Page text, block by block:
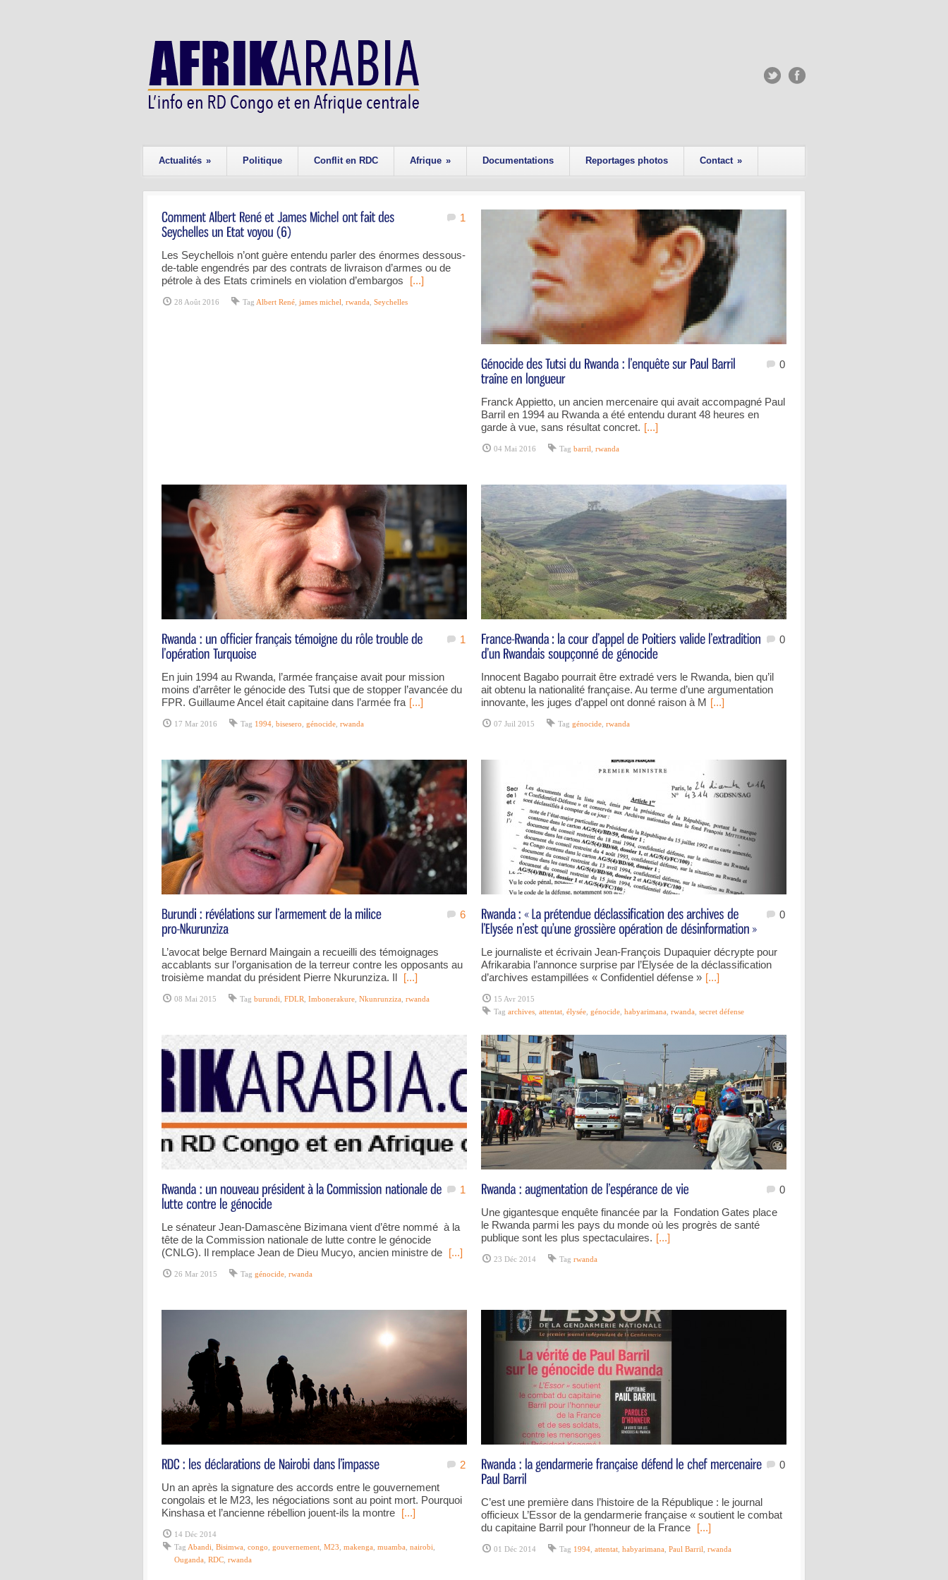
Actualités » Politique Conflit en RDC Afrique » Documentations Reportages photos Contact »
1
Les Seychellois n’ont guère entendu parler des énormes dessous-
de-table engendrés par des contrats de livraison d’armes ou de
pétrole à des Etats criminels en violation d’embargos
[...]
28 Août 2016 Tag Albert René james michel rwanda Seychelles
0
Franck Appietto, un ancien mercenaire qui avait accompagné Paul
Barril en 1994 au Rwanda a été entendu durant 48 heures en
garde à vue, sans résultat concret. [...]
04 Mai 2016 Tag barril rwanda
1
En juin 1994 au Rwanda, l’armée française avait pour mission
moins d’arrêter le génocide des Tutsi que de stopper l’avancée du
FPR. Guillaume Ancel était capitaine dans l’armée fra [...]
17 Mar 2016 Tag 1994 bisesero génocide rwanda
0
Innocent Bagabo pourrait être extradé vers le Rwanda, bien qu’il
ait obtenu la nationalité française. Au terme d’une argumentation
innovante, les juges d’appel ont donné raison à M [...]
07 Juil 2015 Tag génocide rwanda
6
L’avocat belge Bernard Maingain a recueilli des témoignages
accablants sur l’organisation de la terreur contre les opposants au
troisième mandat du président Pierre Nkurunziza. Il [...]
08 Mai 2015 Tag burundi FDLR Imbonerakure Nkunrunziza rwanda
0
Le journaliste et écrivain Jean-François Dupaquier décrypte pour
Afrikarabia l’annonce surprise par l’Elysée de la déclassification
d’archives estampillées « Confidentiel défense » [...]
15 Avr 2015
Tag archives attentat élysée génocide habyarimana rwanda secret défense
1
Le sénateur Jean-Damascène Bizimana vient d’être nommé à la
tête de la Commission nationale de lutte contre le génocide
(CNLG). Il remplace Jean de Dieu Mucyo, ancien ministre de [...]
26 Mar 2015 Tag génocide rwanda
0
Une gigantesque enquête financée par la Fondation Gates place
le Rwanda parmi les pays du monde où les progrès de santé
publique sont les plus spectaculaires. [...]
23 Déc 2014 Tag rwanda
2
Un an après la signature des accords entre le gouvernement
congolais et le M23, les négociations sont au point mort. Pourquoi
Kinshasa et l’ancienne rébellion jouent-ils la montre [...]
14 Déc 2014
Tag Abandi Bisimwa congo gouvernement M23 makenga muamba nairobi
Ouganda RDC rwanda
0
C’est une première dans l’histoire de la République : le journal
officieux L’Essor de la gendarmerie française « soutient le combat
du capitaine Barril pour l’honneur de la France [...]
01 Déc 2014 Tag 1994 attentat habyarimana Paul Barril rwanda